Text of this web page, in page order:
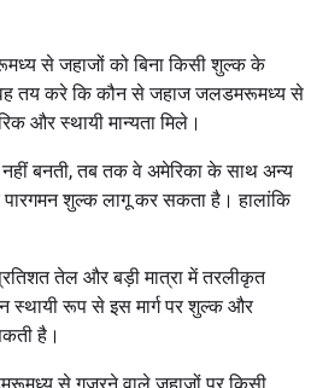
से जहाजों को बिना किसी शुल्क के
वह तय करे कि कौन से जहाज जलडमरूमध्य से
और स्थायी मान्यता मिले।
नहीं बनती, तब तक वे अमेरिका के साथ अन्य
पारगमन शुल्क लागू कर सकता है। हालांकि
तेल और बड़ी मात्रा में तरलीकृत
स्थायी रूप से इस मार्ग पर शुल्क और
है।